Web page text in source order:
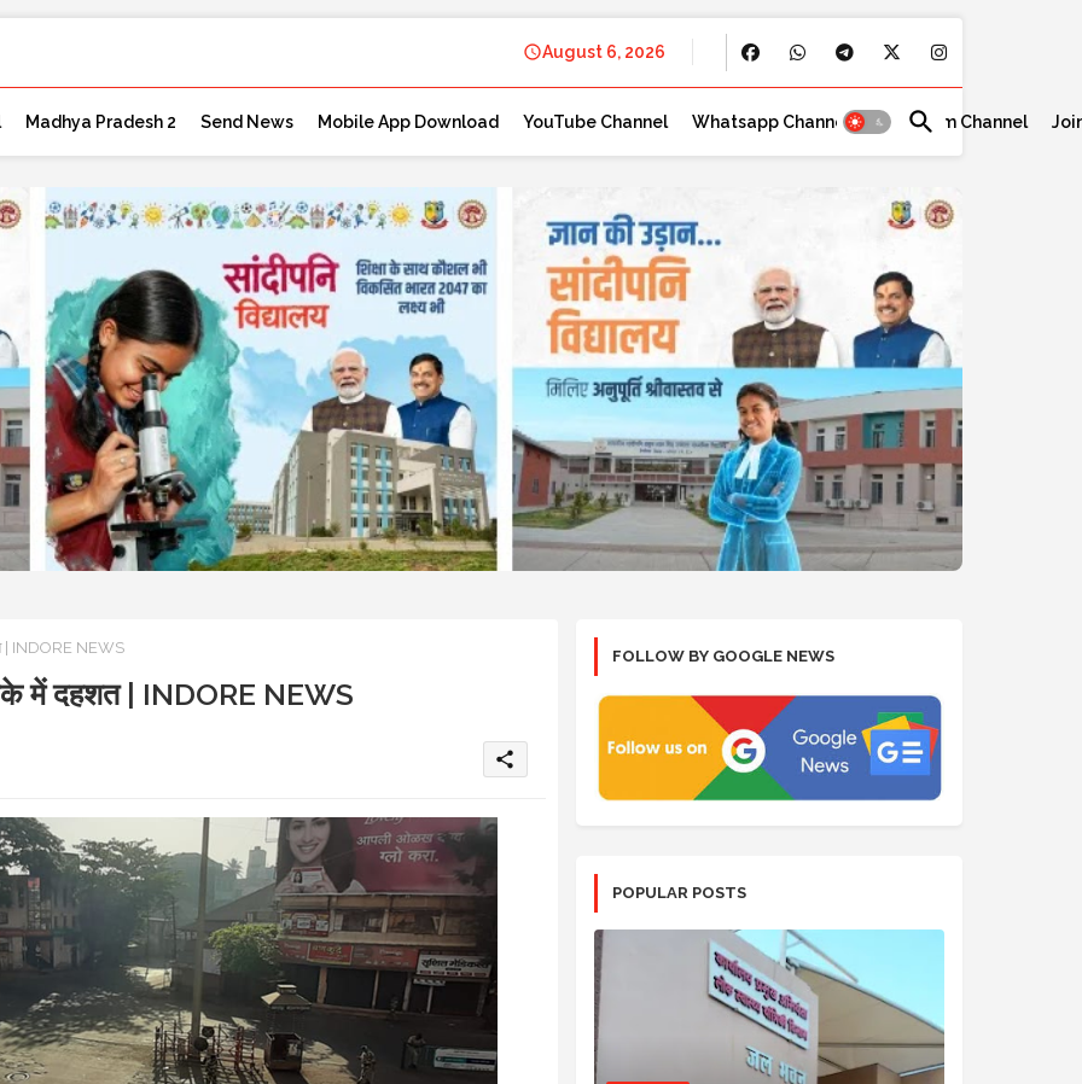
August 6, 2026
Madhya Pradesh 2 Send News Mobile App Download YouTube Channel Whatsapp Channel Telegram Channel
| INDORE NEWS
में दहशत | INDORE NEWS
share
FOLLOW BY GOOGLE NEWS
POPULAR POSTS